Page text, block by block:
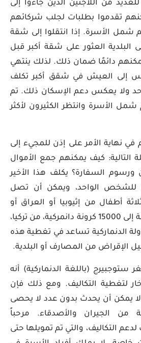
من اللاجئين الذين جاءوا إلى
تقدموا بطلبات لجلب شركائهم
شمل الأسرة. إذا انتقلوا إلى شقة
العثور على شقة أكبر قبل
دائمًا ضمان ذلك. لذلك ينتهي
إلى العيش في شقق أكبر تكلف
ولا يعكس دعم الإسكان ذلك. تم
شمل الأسرة وانتظر الكثيرون لأكثر
نهاية الأمر على إذن للمجيء إلى
التالية: كيف يمكنهم جمع الأموال
ورسوم السفارة؟ يكلف هذا الأخير
للشخص الواحد، ويمكن أن تصل
أطفال من إثيوبيا أو العراق أو
الأردن أو لبنان بسهولة إلى 15000 كرونة دانمركية، من تركيا،
الدنماركية تساعد في تغطية هذه
الإقراض من المصارف أو البلدية.
ستوجبيرج (باللغة الدنماركية) أنه
لتغطية التكاليف. ومع ذلك فإن
يمكن أن يحدث بدون عدد لا يحصى
من الجيران والأصدقاء. مرحباً
لدعم التكاليف، والتي تم تمويلها حتى